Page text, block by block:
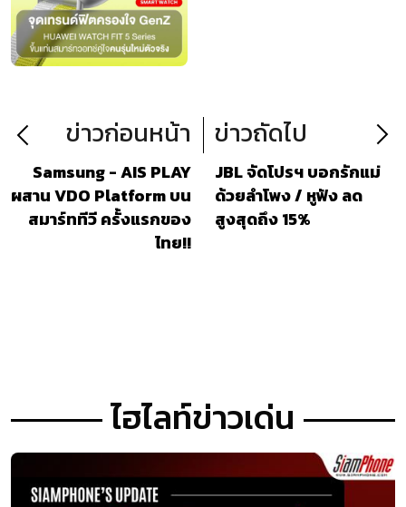
ข่าวก่อนหน้า
Samsung - AIS PLAY
ผสาน VDO Platform บน
สมาร์ททีวี ครั้งแรกของ
ไทย!!
ข่าวถัดไป
JBL จัดโปรฯ บอกรักแม่
ด้วยลำโพง / หูฟัง ลด
สูงสุดถึง 15%
ไฮไลท์ข่าวเด่น